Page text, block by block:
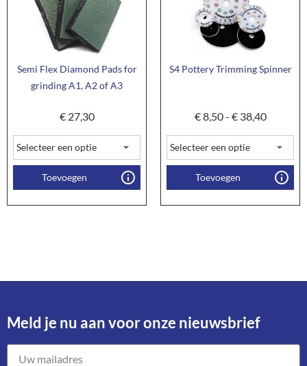
Semi Flex Diamond Pads for
grinding A1, A2 of A3
€27,30
Toevoegen
S4 Pottery Trimming Spinner
€8,50- €38,40
Toevoegen
Meld je nu aan voor onze nieuwsbrief​